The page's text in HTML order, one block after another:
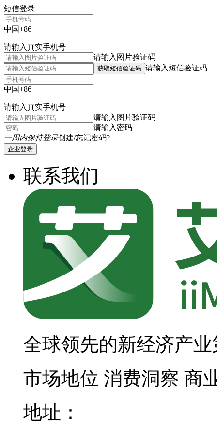
短信登录
中国+86
请输入真实手机号
请输入图片验证码
获取短信验证码 请输入短信验证码
中国+86
请输入真实手机号
请输入图片验证码
请输入密码
一周内保持登录创建/忘记密码?
企业登录
联系我们
全球领先的新经济产
市场地位 消费洞察 商
地址：